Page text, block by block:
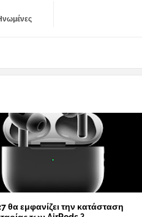
θα εμφανίζει την κατάσταση